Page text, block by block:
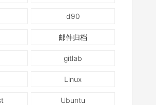
d90
邮件归档
gitlab
Linux
Ubuntu